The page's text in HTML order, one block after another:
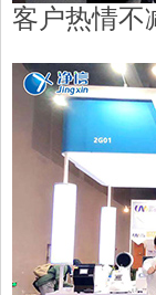
客户热情不